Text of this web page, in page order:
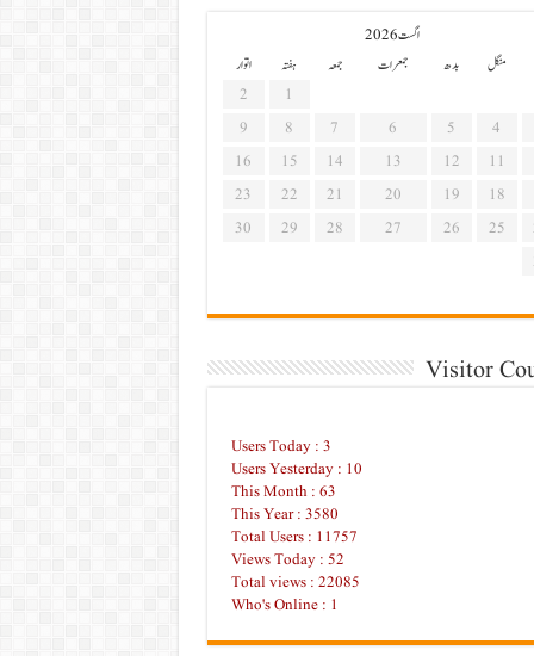
اگست 2026
منگل بدھ جمعرات جمعہ ہفتہ
اتوار
1
2
4
5
6
7
8
9
11
12
13
14
15
16
18
19
20
21
22
23
25
26
27
28
29
30
Visitor